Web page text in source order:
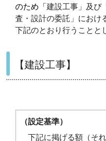
のため「建設工事」及び
査・設計の委託」におけ
下記のとおり行うことと
【建設工事】
（設定基準）
下記に掲げる額（それ